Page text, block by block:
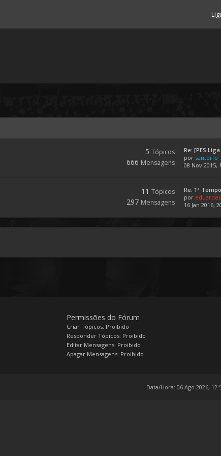
5 Tópicos
666 Mensagens
Re: [PES
por santorfo
08 Nov 2015,
11 Tópicos
297 Mensagens
Re: 1ª
por
16 Jan 2016,
Permissões do Fórum
Criar Tópicos: Proibido
Responder Tópicos: Proibido
Editar Mensagens: Proibido
Apagar Mensagens: Proibido
Data/Hora: 06 Ago 2026,